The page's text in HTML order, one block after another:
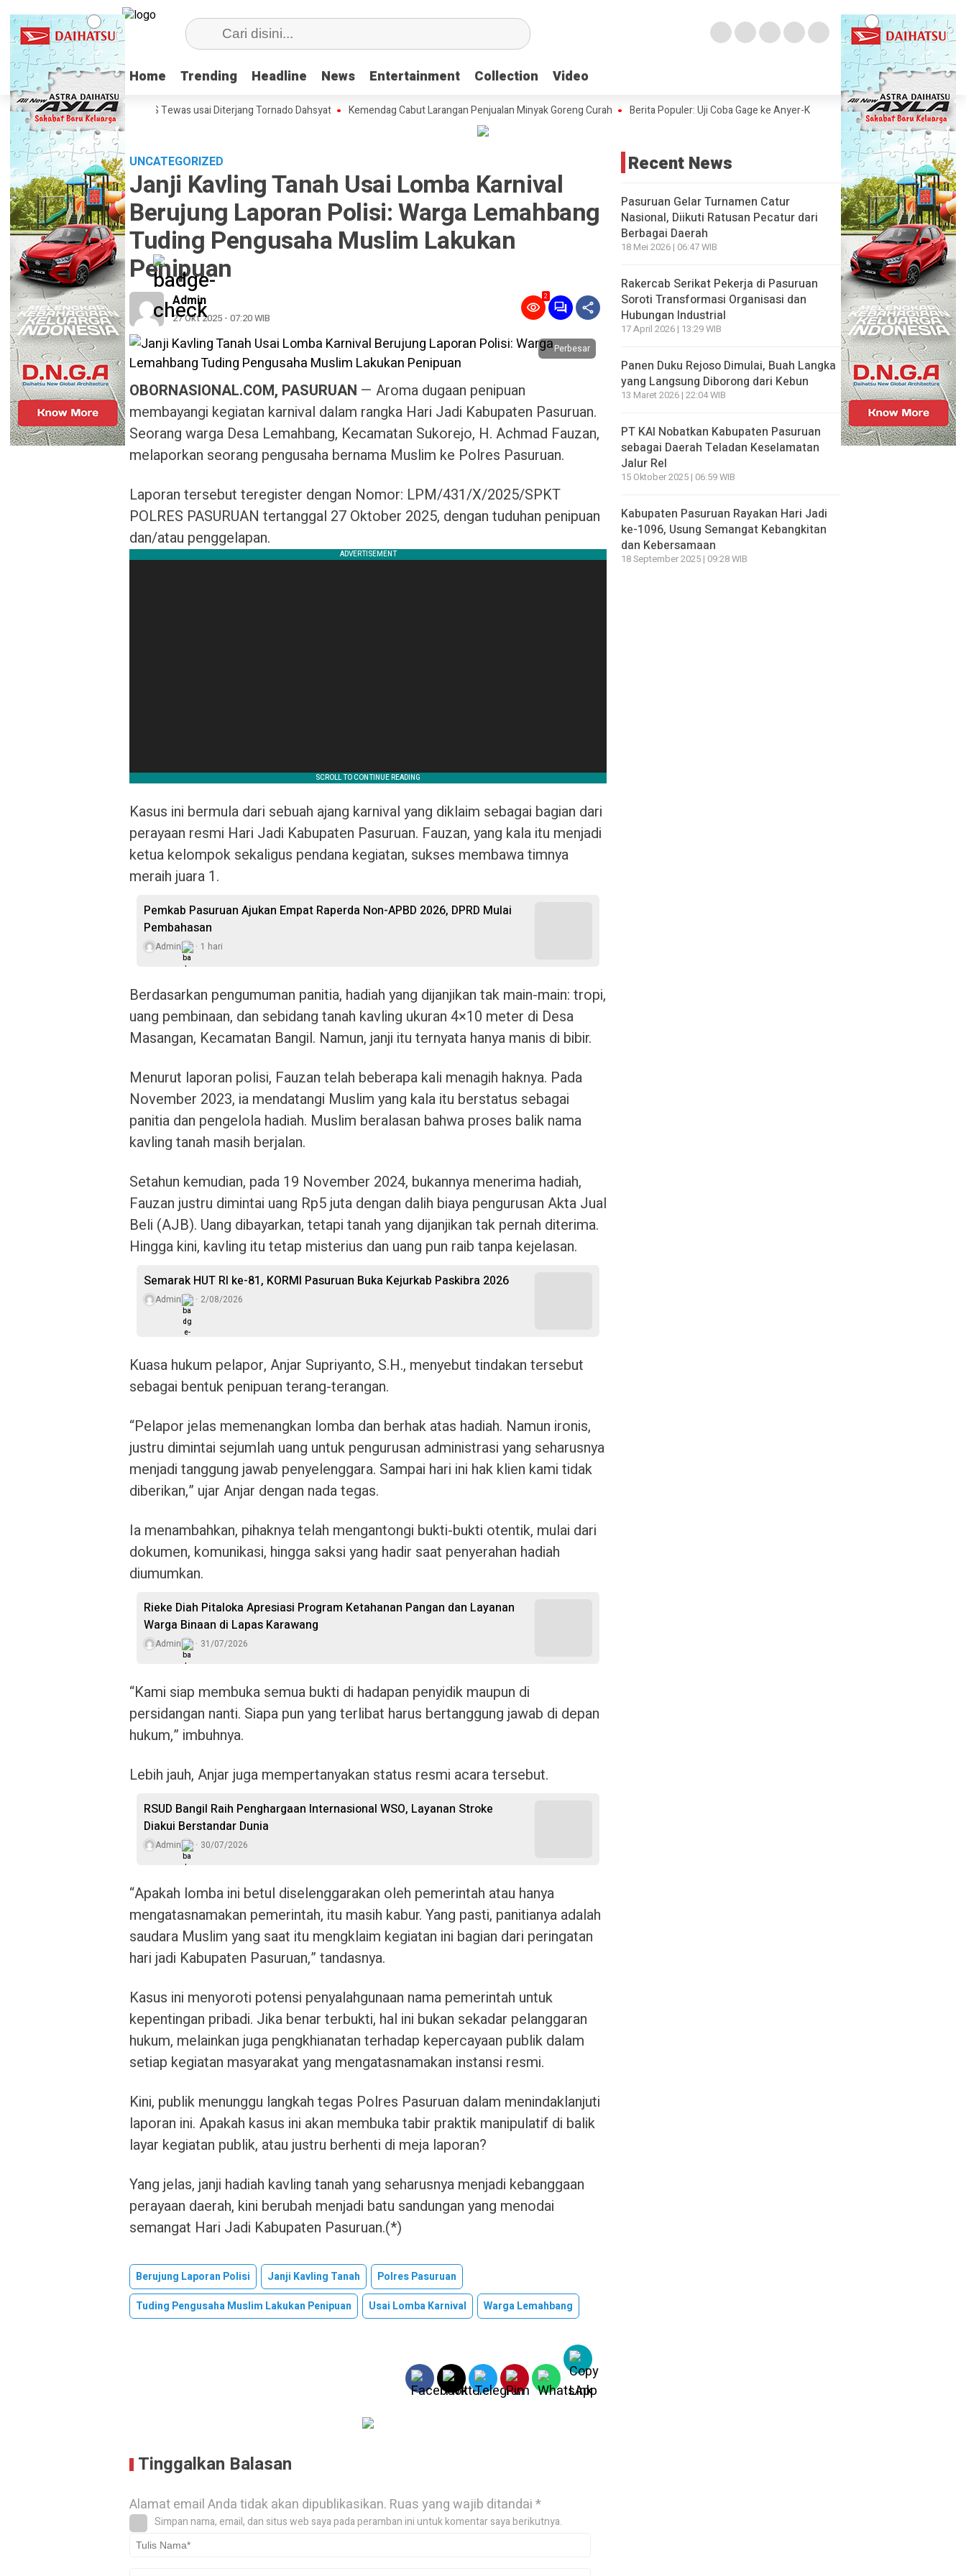
Home Trending Headline News Entertainment Collection Video
Home Trending Headline News Entertainment Collection Video
70 Orang di Kentucky, AS Tewas usai Diterjang Tornado Dahsyat Kemendag Cabut Larangan Penjualan Minyak Goreng Curah Berita Populer: Uji Coba Gage ke Anyer-Kunjungan Wisman 2022 Diprediksi Rendah
UNCATEGORIZED
Janji Kavling Tanah Usai Lomba Karnival
Berujung Laporan Polisi: Warga Lemahbang
Tuding Pengusaha Muslim Lakukan
Penipuan
Admin
27 Okt 2025 - 07:20 WIB
2
Perbesar
OBORNASIONAL.COM, PASURUAN — Aroma dugaan penipuan
membayangi kegiatan karnival dalam rangka Hari Jadi Kabupaten Pasuruan.
Seorang warga Desa Lemahbang, Kecamatan Sukorejo, H. Achmad Fauzan,
melaporkan seorang pengusaha bernama Muslim ke Polres Pasuruan.
Laporan tersebut teregister dengan Nomor: LPM/431/X/2025/SPKT
POLRES PASURUAN tertanggal 27 Oktober 2025, dengan tuduhan penipuan
dan/atau penggelapan.
Kasus ini bermula dari sebuah ajang karnival yang diklaim sebagai bagian dari
perayaan resmi Hari Jadi Kabupaten Pasuruan. Fauzan, yang kala itu menjadi
ketua kelompok sekaligus pendana kegiatan, sukses membawa timnya
meraih juara 1.
Pemkab Pasuruan Ajukan Empat Raperda Non-APBD 2026, DPRD Mulai
Pembahasan
Admin 1 hari
Berdasarkan pengumuman panitia, hadiah yang dijanjikan tak main-main: tropi,
uang pembinaan, dan sebidang tanah kavling ukuran 4×10 meter di Desa
Masangan, Kecamatan Bangil. Namun, janji itu ternyata hanya manis di bibir.
Menurut laporan polisi, Fauzan telah beberapa kali menagih haknya. Pada
November 2023, ia mendatangi Muslim yang kala itu berstatus sebagai
panitia dan pengelola hadiah. Muslim beralasan bahwa proses balik nama
kavling tanah masih berjalan.
Setahun kemudian, pada 19 November 2024, bukannya menerima hadiah,
Fauzan justru dimintai uang Rp5 juta dengan dalih biaya pengurusan Akta Jual
Beli (AJB). Uang dibayarkan, tetapi tanah yang dijanjikan tak pernah diterima.
Hingga kini, kavling itu tetap misterius dan uang pun raib tanpa kejelasan.
Semarak HUT RI ke-81, KORMI Pasuruan Buka Kejurkab Paskibra 2026
Admin 2/08/2026
Kuasa hukum pelapor, Anjar Supriyanto, S.H., menyebut tindakan tersebut
sebagai bentuk penipuan terang-terangan.
“Pelapor jelas memenangkan lomba dan berhak atas hadiah. Namun ironis,
justru dimintai sejumlah uang untuk pengurusan administrasi yang seharusnya
menjadi tanggung jawab penyelenggara. Sampai hari ini hak klien kami tidak
diberikan,” ujar Anjar dengan nada tegas.
Ia menambahkan, pihaknya telah mengantongi bukti-bukti otentik, mulai dari
dokumen, komunikasi, hingga saksi yang hadir saat penyerahan hadiah
diumumkan.
Rieke Diah Pitaloka Apresiasi Program Ketahanan Pangan dan Layanan
Warga Binaan di Lapas Karawang
Admin 31/07/2026
“Kami siap membuka semua bukti di hadapan penyidik maupun di
persidangan nanti. Siapa pun yang terlibat harus bertanggung jawab di depan
hukum,” imbuhnya.
Lebih jauh, Anjar juga mempertanyakan status resmi acara tersebut.
RSUD Bangil Raih Penghargaan Internasional WSO, Layanan Stroke
Diakui Berstandar Dunia
Admin 30/07/2026
“Apakah lomba ini betul diselenggarakan oleh pemerintah atau hanya
mengatasnamakan pemerintah, itu masih kabur. Yang pasti, panitianya adalah
saudara Muslim yang saat itu mengklaim kegiatan ini bagian dari peringatan
hari jadi Kabupaten Pasuruan,” tandasnya.
Kasus ini menyoroti potensi penyalahgunaan nama pemerintah untuk
kepentingan pribadi. Jika benar terbukti, hal ini bukan sekadar pelanggaran
hukum, melainkan juga pengkhianatan terhadap kepercayaan publik dalam
setiap kegiatan masyarakat yang mengatasnamakan instansi resmi.
Kini, publik menunggu langkah tegas Polres Pasuruan dalam menindaklanjuti
laporan ini. Apakah kasus ini akan membuka tabir praktik manipulatif di balik
layar kegiatan publik, atau justru berhenti di meja laporan?
Yang jelas, janji hadiah kavling tanah yang seharusnya menjadi kebanggaan
perayaan daerah, kini berubah menjadi batu sandungan yang menodai
semangat Hari Jadi Kabupaten Pasuruan.(*)
Berujung Laporan Polisi Janji Kavling Tanah
Polres Pasuruan
Tuding Pengusaha Muslim Lakukan Penipuan
Usai Lomba Karnival Warga Lemahbang
Tinggalkan Balasan
Alamat email Anda tidak akan dipublikasikan. Ruas yang wajib ditandai*
Simpan nama, email, dan situs web saya pada peramban ini untuk komentar saya berikutnya.
Recent News
Pasuruan Gelar Turnamen Catur
Nasional, Diikuti Ratusan Pecatur dari
Berbagai Daerah
18 Mei 2026 | 06:47 WIB
Rakercab Serikat Pekerja di Pasuruan
Soroti Transformasi Organisasi dan
Hubungan Industrial
17 April 2026 | 13:29 WIB
Panen Duku Rejoso Dimulai, Buah Langka
yang Langsung Diborong dari Kebun
13 Maret 2026 | 22:04 WIB
PT KAI Nobatkan Kabupaten Pasuruan
sebagai Daerah Teladan Keselamatan
Jalur Rel
15 Oktober 2025 | 06:59 WIB
Kabupaten Pasuruan Rayakan Hari Jadi
ke-1096, Usung Semangat Kebangkitan
dan Kebersamaan
18 September 2025 | 09:28 WIB